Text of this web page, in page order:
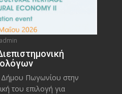
Πωγωνίου στην
του επιλογή για